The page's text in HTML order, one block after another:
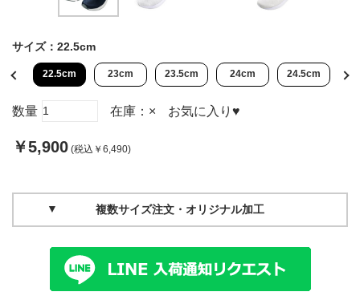
サイズ： 22.5cm
22.5cm 23cm 23.5cm 24cm 24.5cm
数量 在庫： × お気に入り ♥
￥5,900 (税込￥6,490)
複数サイズ注文・オリジナル加工